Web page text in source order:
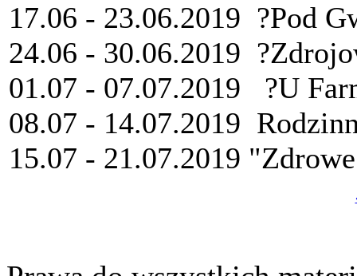
17.06 - 23.06.2019 ?Pod
24.06 - 30.06.2019
01.07 - 07.07.2019 ?U
08.07 - 14.07.2019
15.07 - 21.07.2019